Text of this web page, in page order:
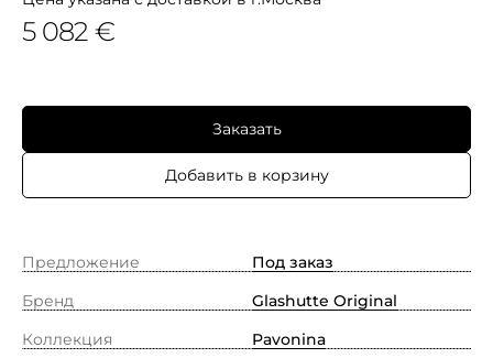
5 082 €
Заказать
Добавить в корзину
Предложение
Под заказ
Бренд
Glashutte Original
Коллекция
Pavonina